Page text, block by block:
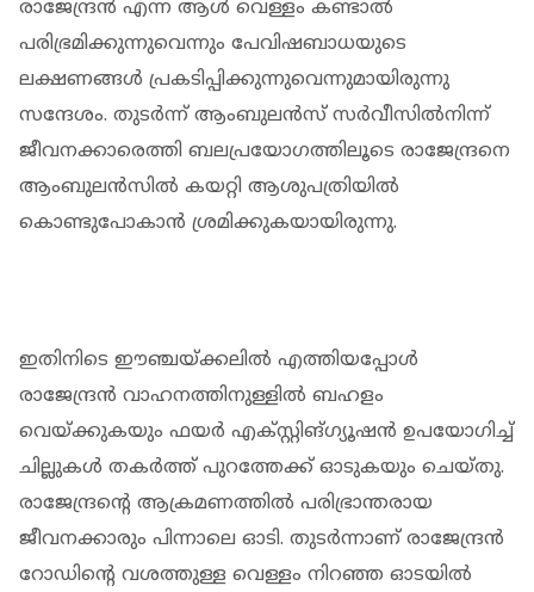
രാജേന്ദ്രന്‍ എന്ന ആള്‍ വെള്ളം കണ്ടാല്‍
പരിഭ്രമിക്കുന്നുവെന്നും പേവിഷബാധയുടെ
ലക്ഷണങ്ങള്‍ പ്രകടിപ്പിക്കുന്നുവെന്നുമായിരുന്നു
സന്ദേശം. തുടര്‍ന്ന് ആംബുലന്‍സ് സര്‍വീസില്‍നിന്ന്
ജീവനക്കാരെത്തി ബലപ്രയോഗത്തിലൂടെ രാജേന്ദ്രനെ
ആംബുലന്‍സില്‍ കയറ്റി ആശുപത്രിയില്‍
കൊണ്ടുപോകാന്‍ ശ്രമിക്കുകയായിരുന്നു.
ഇതിനിടെ ഈഞ്ചയ്ക്കലിൽ എത്തിയപ്പോള്‍
രാജേന്ദ്രന്‍ വാഹനത്തിനുള്ളില്‍ ബഹളം
വെയ്ക്കുകയും ഫയര്‍ എക്സ്റ്റിങ്ഗ്യൂഷന്‍ ഉപയോഗിച്ച്
ചില്ലുകള്‍ തകര്‍ത്ത് പുറത്തേക്ക് ഓടുകയും ചെയ്തു.
രാജേന്ദ്രന്റെ ആക്രമണത്തില്‍ പരിഭ്രാന്തരായ
ജീവനക്കാരും പിന്നാലെ ഓടി. തുടര്‍ന്നാണ് രാജേന്ദ്രന്‍
റോഡിന്റെ വശത്തുള്ള വെള്ളം നിറഞ്ഞ ഓടയില്‍